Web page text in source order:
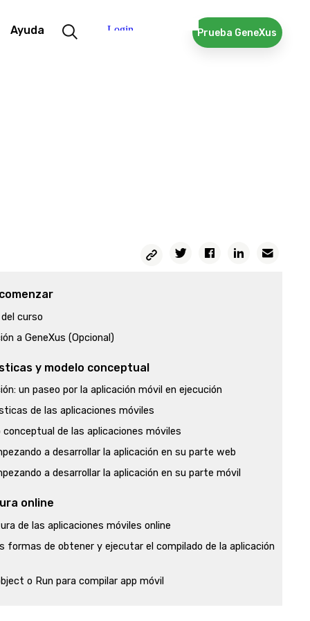
Ayuda Prueba GeneXus
Copiar
Permalink
Twitter FacebookLinkedin
curso
a GeneXus (Opcional)
y modelo conceptual
un paseo por la aplicación móvil en ejecución
de las aplicaciones móviles
conceptual de las aplicaciones móviles
a desarrollar la aplicación en su parte web
a desarrollar la aplicación en su parte móvil
online
de las aplicaciones móviles online
formas de obtener y ejecutar el compilado de la aplicación
o Run para compilar app móvil